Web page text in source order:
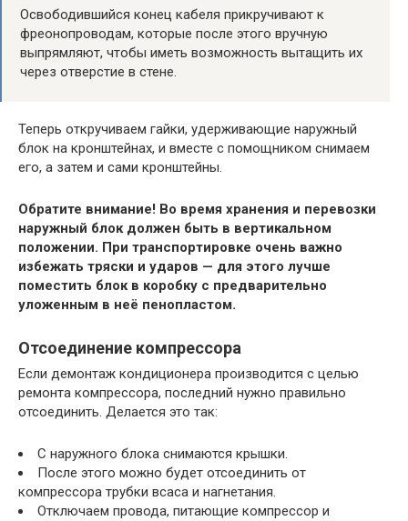
Освободившийся конец кабеля прикручивают к
фреонопроводам, которые после этого вручную
выпрямляют, чтобы иметь возможность вытащить их
через отверстие в стене.
Теперь откручиваем гайки, удерживающие наружный
блок на кронштейнах, и вместе с помощником снимаем
его, а затем и сами кронштейны.
Обратите внимание! Во время хранения и перевозки
наружный блок должен быть в вертикальном
положении. При транспортировке очень важно
избежать тряски и ударов — для этого лучше
поместить блок в коробку с предварительно
уложенным в неё пенопластом.
Отсоединение компрессора
Если демонтаж кондиционера производится с целью
ремонта компрессора, последний нужно правильно
отсоединить. Делается это так:
С наружного блока снимаются крышки.
После этого можно будет отсоединить от
компрессора трубки всаса и нагнетания.
Отключаем провода, питающие компрессор и